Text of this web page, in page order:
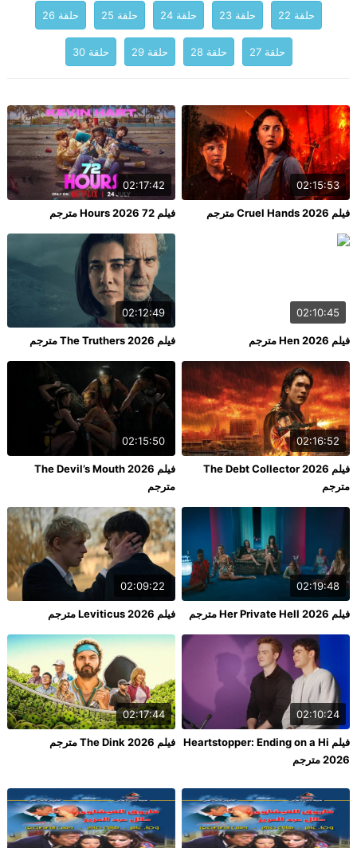
حلقة 22 حلقة 23 حلقة 24 حلقة 25 حلقة 26
حلقة 27 حلقة 28 حلقة 29 حلقة 30
02:15:53
فيلم Cruel Hands 2026 مترجم
02:17:42
فيلم 72 Hours 2026 مترجم
02:10:45
فيلم Hen 2026 مترجم
02:12:49
فيلم The Truthers 2026 مترجم
02:16:52
فيلم The Debt Collector 2026
مترجم
02:15:50
فيلم The Devil’s Mouth 2026
مترجم
02:19:48
فيلم Her Private Hell 2026 مترجم
02:09:22
فيلم Leviticus 2026 مترجم
02:10:24
فيلم Heartstopper: Ending on a Hi
2026 مترجم
02:17:44
فيلم The Dink 2026 مترجم